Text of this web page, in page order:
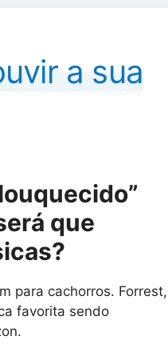
a sua
que
para cachorros. Forrest,
favorita sendo